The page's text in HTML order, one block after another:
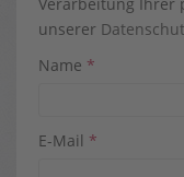
Verarbeitung Ihrer
unserer
Name *
E-Mail *